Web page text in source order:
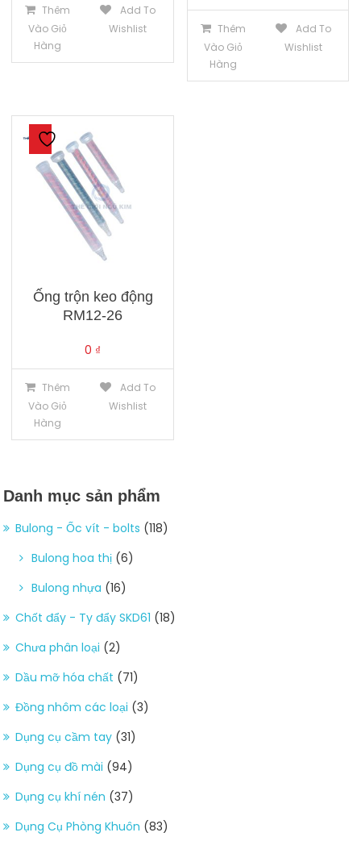
Thêm
Vào Giỏ
Hàng
Add To
Wishlist
Thêm
Vào Giỏ
Hàng
Add To
Wishlist
Ống trộn keo động
RM12-26
0 ₫
Thêm
Vào Giỏ
Hàng
Add To
Wishlist
Danh mục sản phẩm
Bulong - Ốc vít - bolts (118)
Bulong hoa thị (6)
Bulong nhựa (16)
Chốt đẩy - Ty đẩy SKD61 (18)
Chưa phân loại (2)
Dầu mỡ hóa chất (71)
Đồng nhôm các loại (3)
Dụng cụ cầm tay (31)
Dụng cụ đồ mài (94)
Dụng cụ khí nén (37)
Dụng Cụ Phòng Khuôn (83)